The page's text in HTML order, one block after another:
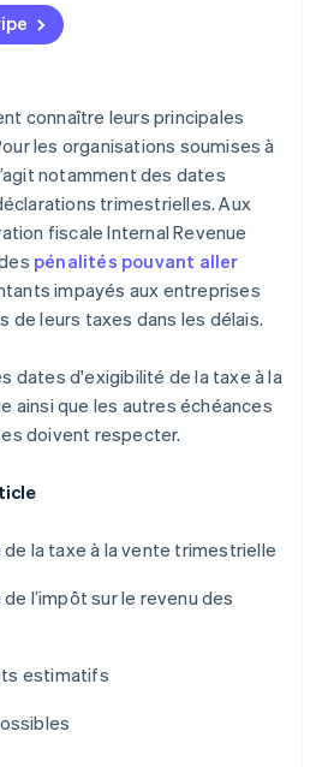
d’impôts estimatifs sont-ils
paiement d’impôt estimatif
connaître leurs principales
les organisations soumises à
notamment des dates
trimestrielles. Aux
fiscale Internal Revenue
pénalités pouvant aller
impayés aux entreprises
de leurs taxes dans les délais.
dates d'exigibilité de la taxe à la
ainsi que les autres échéances
doivent respecter.
la taxe à la vente trimestrielle
l’impôt sur le revenu des
estimatifs